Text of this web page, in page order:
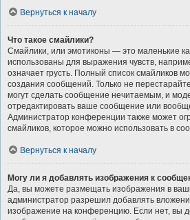
Вернуться к началу
Что такое смайлики?
Смайлики, или эмотиконы — это маленькие
использованы для выражения чувств,
означает грусть. Полный список смайликов
создания сообщений. Только не
могут сделать сообщение нечитаемым, и
отредактировать ваше сообщение или
Администратор конференции также может
смайликов, которое можно использовать в
Вернуться к началу
Могу ли я добавлять изображения к
Да, вы можете размещать изображения в
администратор разрешил добавлять
изображение на конференцию. Если нет, вы